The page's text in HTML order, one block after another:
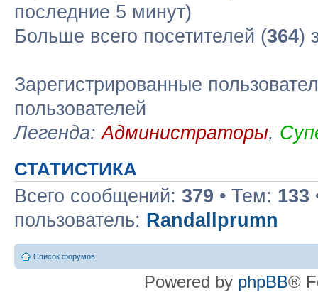
последние 5 минут)
Больше всего посетителей (364)
Зарегистрированные
пользователей
Легенда:Администраторы,
СТАТИСТИКА
Всего сообщений: 379 • Тем: 133
пользователь: Randallprumn
Список форумов
Powered by phpBB®